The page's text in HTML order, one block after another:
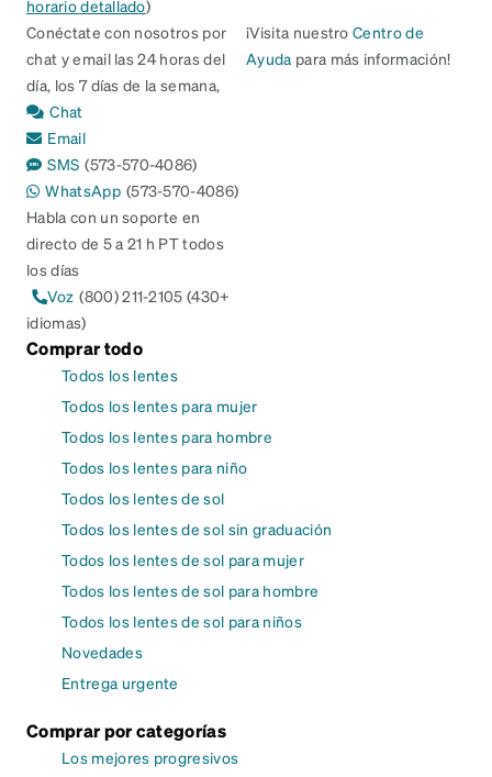
horario detallado)
Conéctate con nosotros por
chat y email las 24 horas del
día, los 7 días de la semana,
Chat
Email
SMS (573-570-4086)
WhatsApp (573-570-4086)
Habla con un soporte en
directo de 5 a 21 h PT todos
los días
Voz (800) 211-2105 (430+
idiomas)
¡Visita nuestroCentro de
Ayuda para más información!
Comprar todo
Todos los lentes
Todos los lentes para mujer
Todos los lentes para hombre
Todos los lentes para niño
Todos los lentes de sol
Todos los lentes de sol sin graduación
Todos los lentes de sol para mujer
Todos los lentes de sol para hombre
Todos los lentes de sol para niños
Novedades
Entrega urgente
Comprar por categorías
Los mejores progresivos